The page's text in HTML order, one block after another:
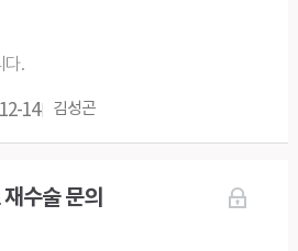
다.
14 김성곤
수술 문의